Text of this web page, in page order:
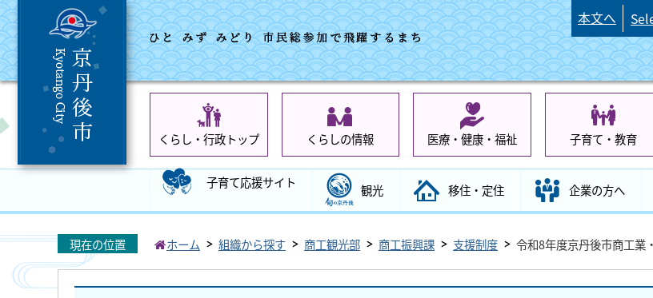
本文へ
くらし・行政トップ くらしの情報 医療・健康・福祉 子育て・教育
子育て応援サイト 観光 移住・定住 企業の方へ
現在の位置 ホーム 組織から探す 商工観光部 商工振興課 支援制度 令和8年度京丹後市商工業